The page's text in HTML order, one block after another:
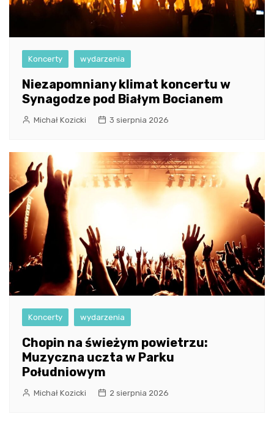
Koncerty wydarzenia
Niezapomniany klimat koncertu w
Synagodze pod Białym Bocianem
Michał Kozicki 3 sierpnia 2026
Koncerty wydarzenia
Chopin na świeżym powietrzu:
Muzyczna uczta w Parku
Południowym
Michał Kozicki 2 sierpnia 2026